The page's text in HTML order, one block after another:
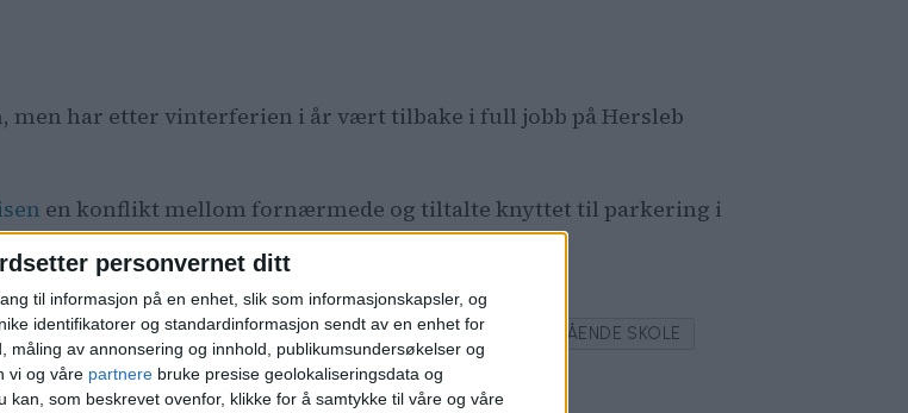
personvernet ditt
til informasjon på en enhet, slik som informasjonskapsler, og
identifikatorer og standardinformasjon sendt av en enhet for
måling av annonsering og innhold, publikumsundersøkelser og
vi og våre partnere bruke presise geolokaliseringsdata og
kan, som beskrevet ovenfor, klikke for å samtykke til våre og våre
men har etter vinterferien i år vært tilbake i full jobb på Hersleb
en konflikt mellom fornærmede og tiltalte knyttet til parkering i
OSLO DAN VEGARD HANSEN NYHET HERSLEB VIDEREGÅENDE SKOLE